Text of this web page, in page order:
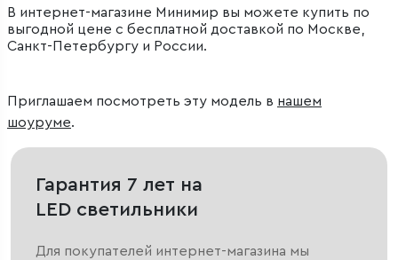
В интернет-магазине Минимир вы можете купить по
выгодной цене с бесплатной доставкой по Москве,
Санкт-Петербургу и России.
Приглашаем посмотреть эту модель в нашем
шоуруме.
Гарантия 7 лет на
LED светильники
Для покупателей интернет-магазина мы